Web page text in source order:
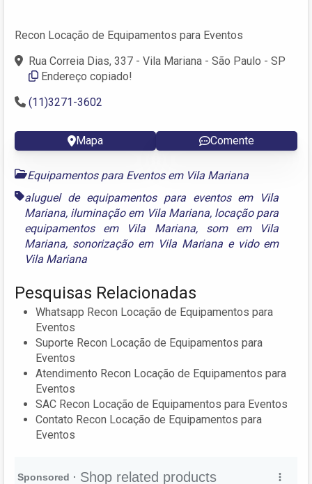
Recon Locação de Equipamentos para Eventos
Rua Correia Dias, 337 - Vila Mariana - São Paulo - SP
Endereço copiado!
(11)3271-3602
Mapa Comente
Equipamentos para Eventos em Vila Mariana
aluguel de equipamentos para eventos em Vila
Mariana, iluminação em Vila Mariana, locação para
equipamentos em Vila Mariana, som em Vila
Mariana, sonorização em Vila Marianae vido em
Vila Mariana
Pesquisas Relacionadas
Whatsapp Recon Locação de Equipamentos para
Eventos
Suporte Recon Locação de Equipamentos para
Eventos
Atendimento Recon Locação de Equipamentos para
Eventos
SAC Recon Locação de Equipamentos para Eventos
Contato Recon Locação de Equipamentos para
Eventos